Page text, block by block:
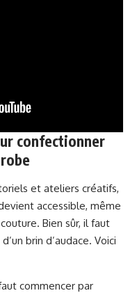
confectionner
et ateliers créatifs,
accessible, même
Bien sûr, il faut
brin d’audace. Voici
commencer par